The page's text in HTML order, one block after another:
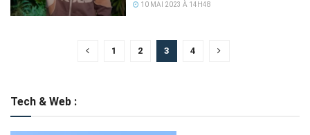
10 MAI 2023 À 14H48
1 2 3 4
Tech & Web :